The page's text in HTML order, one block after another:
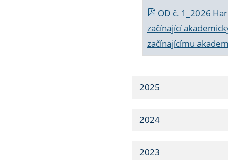
OD č. 1_2026
začínající
začínajícímu
2025
2024
2023